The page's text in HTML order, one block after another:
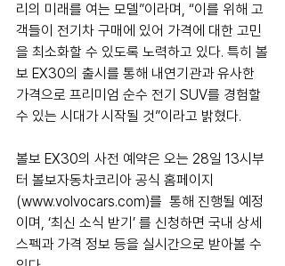
리의 미래를 여는 모델”이라며, “이를 위해 고
객들이 전기차 구매에 있어 가격에 대한 고민
을 최소화할 수 있도록 노력하고 있다. 특히 볼
보 EX30의 출시를 통해 내연기관과 유사한
가격으로 프리미엄 순수 전기 SUV를 경험할
수 있는 시대가 시작될 것”이라고 밝혔다.
볼보 EX30의 사전 예약은 오는 28일 13시부
터 볼보자동차코리아 공식 홈페이지
(www.volvocars.com)를  통해 진행될 예정
이며, ‘최신 소식 받기’ 를 신청하면 국내 상세
스펙과 가격 정보 등을 실시간으로 받아볼 수